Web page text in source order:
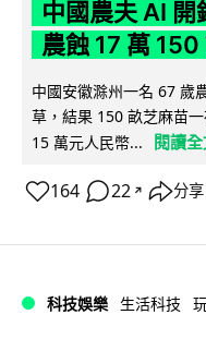
中國農夫 AI
農蝕 17 萬
中國安徽滁州一名 67 歲
草，結果 150 畝芝麻苗
15 萬元人民幣...
閱讀
164 22 ↗ 分享
科技娛樂 生活科技